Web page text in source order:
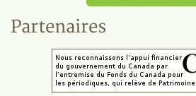
Partenaires